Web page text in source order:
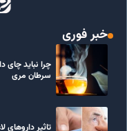
خبر فوری
چرا نباید چای
سرطان مری